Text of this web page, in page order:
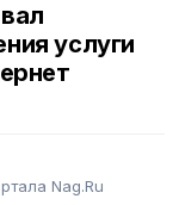
услуги
Nag.Ru